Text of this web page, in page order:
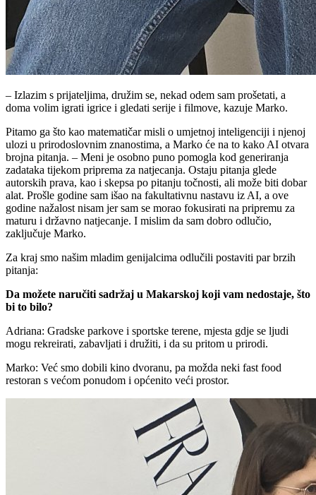
– Izlazim s prijateljima, družim se, nekad odem sam prošetati, a
doma volim igrati igrice i gledati serije i filmove, kazuje Marko.
Pitamo ga što kao matematičar misli o umjetnoj inteligenciji i njenoj
ulozi u prirodoslovnim znanostima, a Marko će na to kako AI otvara
brojna pitanja. – Meni je osobno puno pomogla kod generiranja
zadataka tijekom priprema za natjecanja. Ostaju pitanja glede
autorskih prava, kao i skepsa po pitanju točnosti, ali može biti dobar
alat. Prošle godine sam išao na fakultativnu nastavu iz AI, a ove
godine nažalost nisam jer sam se morao fokusirati na pripremu za
maturu i državno natjecanje. I mislim da sam dobro odlučio,
zaključuje Marko.
Za kraj smo našim mladim genijalcima odlučili postaviti par brzih
pitanja:
Da možete naručiti sadržaj u Makarskoj koji vam nedostaje, što
bi to bilo?
Adriana: Gradske parkove i sportske terene, mjesta gdje se ljudi
mogu rekreirati, zabavljati i družiti, i da su pritom u prirodi.
Marko: Već smo dobili kino dvoranu, pa možda neki fast food
restoran s većom ponudom i općenito veći prostor.